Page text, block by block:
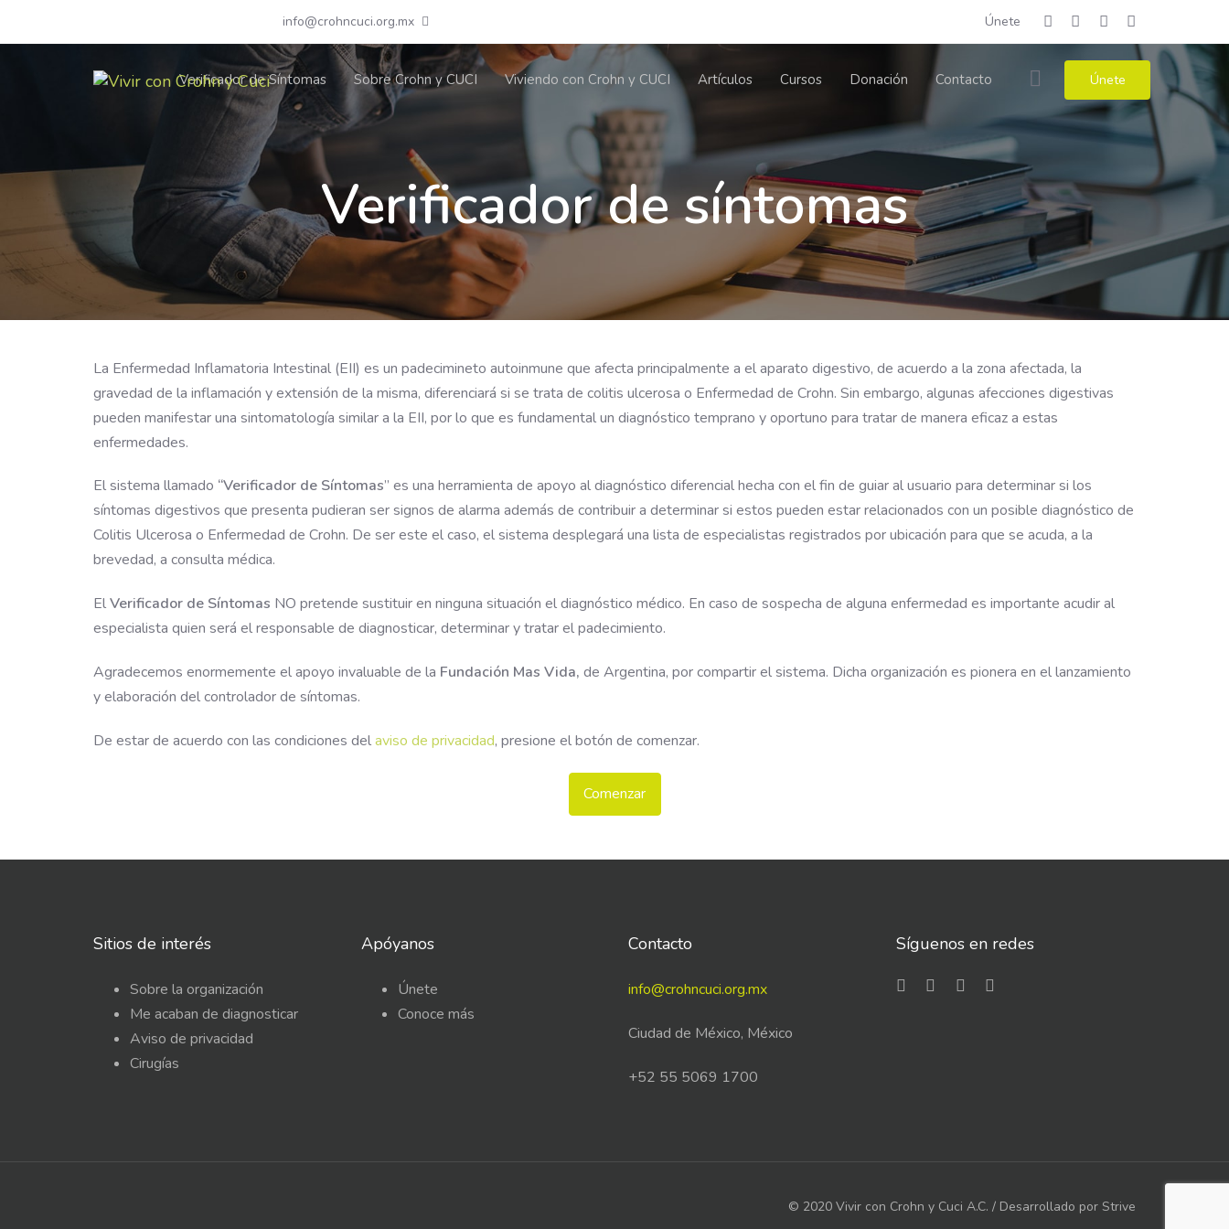
info@crohncuci.org.mx Únete
Verificador de Síntomas Sobre Crohn y CUCI Viviendo con Crohn y CUCI Artículos Cursos Donación Contacto Únete
Verificador de síntomas
La Enfermedad Inflamatoria Intestinal (EII) es un padecimineto autoinmune que afecta principalmente a el aparato digestivo, de acuerdo a la zona afectada, la
gravedad de la inflamación y extensión de la misma, diferenciará si se trata de colitis ulcerosa o Enfermedad de Crohn. Sin embargo, algunas afecciones digestivas
pueden manifestar una sintomatología similar a la EII, por lo que es fundamental un diagnóstico temprano y oportuno para tratar de manera eficaz a estas
enfermedades.
El sistema llamado “Verificador de Síntomas” es una herramienta de apoyo al diagnóstico diferencial hecha con el fin de guiar al usuario para determinar si los
síntomas digestivos que presenta pudieran ser signos de alarma además de contribuir a determinar si estos pueden estar relacionados con un posible diagnóstico de
Colitis Ulcerosa o Enfermedad de Crohn. De ser este el caso, el sistema desplegará una lista de especialistas registrados por ubicación para que se acuda, a la
brevedad, a consulta médica.
ElVerificador de Síntomas NO pretende sustituir en ninguna situación el diagnóstico médico. En caso de sospecha de alguna enfermedad es importante acudir al
especialista quien será el responsable de diagnosticar, determinar y tratar el padecimiento.
Agradecemos enormemente el apoyo invaluable de la Fundación Mas Vida, de Argentina, por compartir el sistema. Dicha organización es pionera en el lanzamiento
y elaboración del controlador de síntomas.
De estar de acuerdo con las condiciones delaviso de privacidad, presione el botón de comenzar.
Comenzar
Sitios de interés
Sobre la organización
Me acaban de diagnosticar
Aviso de privacidad
Cirugías
Apóyanos
Únete
Conoce más
Contacto
info@crohncuci.org.mx
Ciudad de México, México
+52 55 5069 1700
Síguenos en redes
© 2020 Vivir con Crohn y Cuci A.C. / Desarrollado por Strive